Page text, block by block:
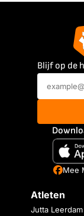
Blijf op de
Mee
Atleten
Jutta Leerdam